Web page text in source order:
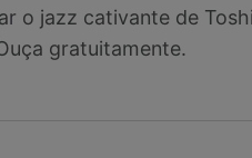
o jazz cativante de
gratuitamente.